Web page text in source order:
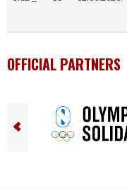
OFFICIAL PARTNERS